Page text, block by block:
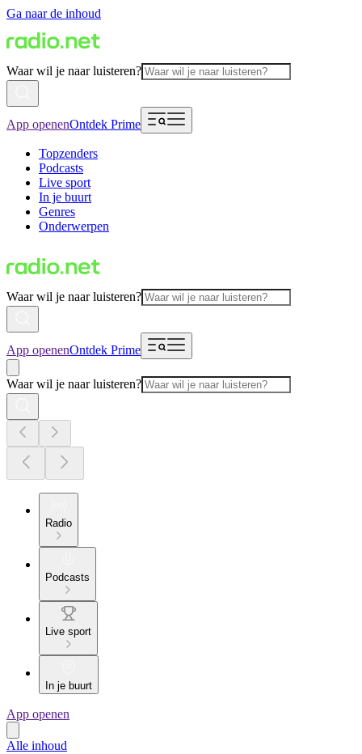
Ga naar de inhoud
Waar wil je naar luisteren?
App openenOntdek Prime
Topzenders
Podcasts
Live sport
In je buurt
Genres
Onderwerpen
Waar wil je naar luisteren?
App openenOntdek Prime
Waar wil je naar luisteren?
Radio
Podcasts
Live sport
In je buurt
App openen
Alle inhoud